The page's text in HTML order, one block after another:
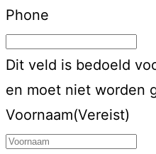
Phone
Dit veld is bedoeld
en moet niet worden
Voornaam(Vereist)